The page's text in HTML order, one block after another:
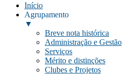
Início
Agrupamento
▼
Breve nota histórica
Administração e Gestão
Serviços
Mérito e distinções
Clubes e Projetos